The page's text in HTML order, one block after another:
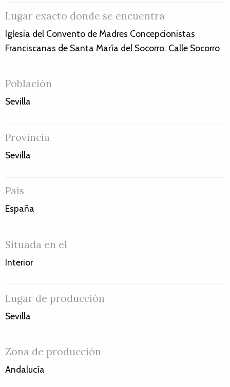
Lugar exacto donde se encuentra
Iglesia del Convento de Madres Concepcionistas
Franciscanas de Santa María del Socorro. Calle Socorro
Población
Sevilla
Provincia
Sevilla
País
España
Situada en el
Interior
Lugar de producción
Sevilla
Zona de producción
Andalucía